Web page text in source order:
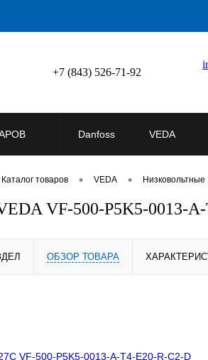
+7 (843) 526-71-92
Danfoss VEDA
Каталог товаров • VEDA •
VF-500-P5K5-0013-
ОБЗОР ТОВАРА